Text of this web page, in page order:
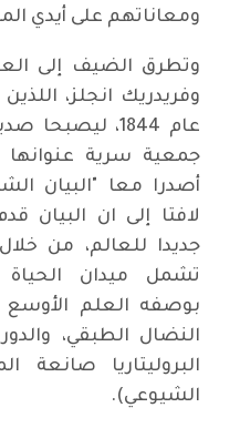
ومعاناتهم على أيدي
وتطرق الضيف إلى
وفريدريك انجلز،
عام 1844،
جمعية سرية عنوانها
لافتا إلى ان البيان
جديدا للعالم، من
تشمل ميدان الحياة
بوصفه العلم الأوسع
النضال الطبقي،
البروليتاريا صانعة
الشيوعي).